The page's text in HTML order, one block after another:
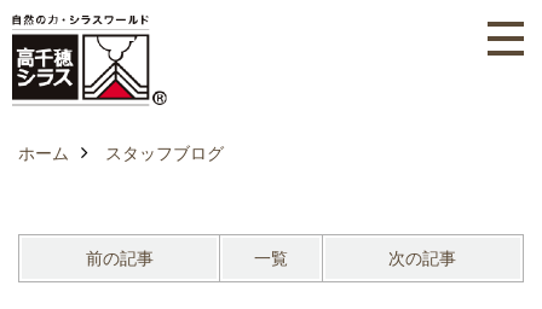
ホーム スタッフブログ
前の記事 一覧 次の記事